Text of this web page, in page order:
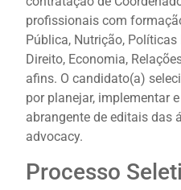
profissionais com
Pública, Nutrição,
Direito, Economia,
afins. O candidato(a)
por planejar, implementar
abrangente de editais das
advocacy.
Processo